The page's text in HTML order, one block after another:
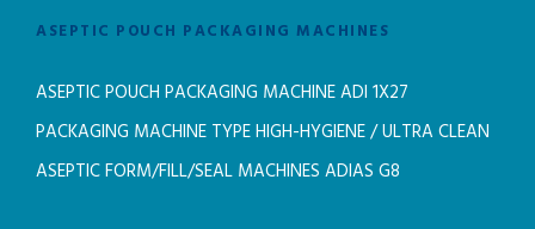
ASEPTIC POUCH PACKAGING MACHINES
ASEPTIC POUCH PACKAGING MACHINE ADI 1X27
PACKAGING MACHINE TYPE HIGH-HYGIENE / ULTRA CLEAN
ASEPTIC FORM/FILL/SEAL MACHINES ADIAS G8